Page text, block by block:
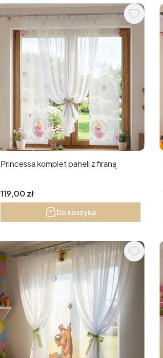
Princessa komplet paneli z firaną
Cena
119,00 zł
Do koszyka